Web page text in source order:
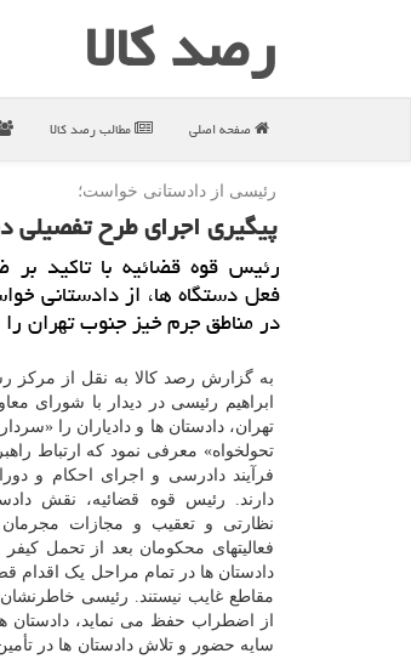
رصد كالا
صفحه اصلی مطالب رصد كالا
رئیسی از دادستانی خواست؛
پیگیری اجرای طرح تفصیلی
رئیس قوه قضائیه با تاكید
فعل دستگاه ها، از دادستانی
در مناطق جرم خیز جنوب تهران
به گزارش رصد کالا به نقل از مرکز
ابراهیم رئیسی در دیدار با شورای
تهران، دادستان ها و دادیاران را
تحولخواه» معرفی نمود که ارتباط
فرآیند دادرسی و اجرای احکام و
دارند. رئیس قوه قضائیه، نقش
نظارتی و تعقیب و مجازات
فعالیتهای محکومان بعد از تحمل
دادستان ها در تمام مراحل یک اقدام
مقاطع غایب نیستند. رئیسی
از اضطراب حفظ می نماید،
سایه حضور و تلاش دادستان ها در